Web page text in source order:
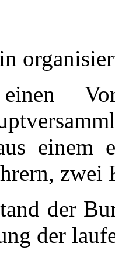
einem
zwei
der
der